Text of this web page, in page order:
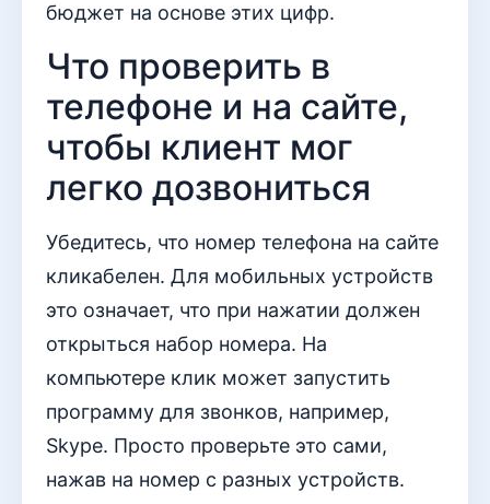
бюджет на основе этих цифр.
Что проверить в
телефоне и на сайте,
чтобы клиент мог
легко дозвониться
Убедитесь, что номер телефона на сайте
кликабелен. Для мобильных устройств
это означает, что при нажатии должен
открыться набор номера. На
компьютере клик может запустить
программу для звонков, например,
Skype. Просто проверьте это сами,
нажав на номер с разных устройств.